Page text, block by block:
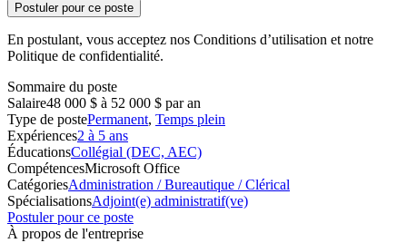
Postuler pour ce poste
En postulant, vous acceptez nos Conditions d’utilisation et notre
Politique de confidentialité.
Sommaire du poste
Salaire48 000 $ à 52 000 $ par an
Type de postePermanent, Temps plein
Expériences2 à 5 ans
ÉducationsCollégial (DEC, AEC)
CompétencesMicrosoft Office
CatégoriesAdministration / Bureautique / Clérical
SpécialisationsAdjoint(e) administratif(ve)
Postuler pour ce poste
À propos de l'entreprise